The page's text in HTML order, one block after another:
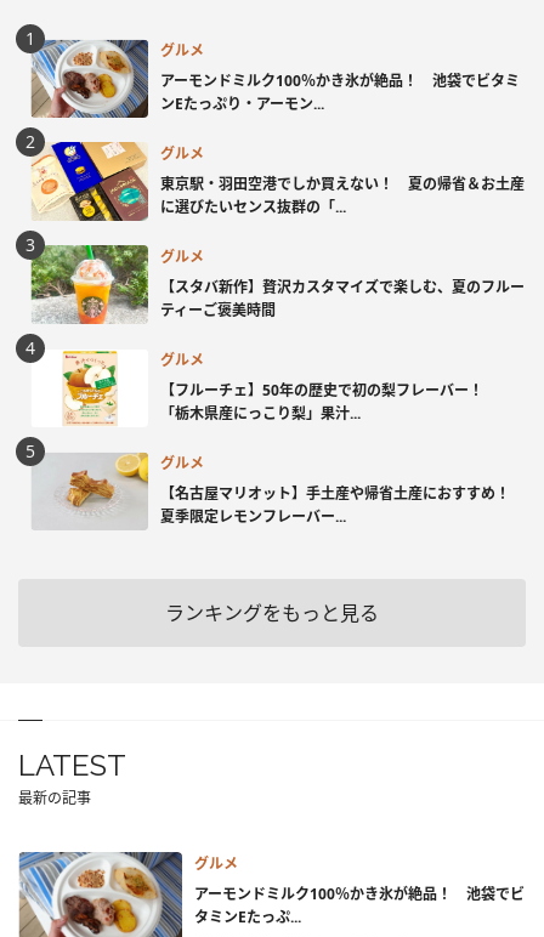
グルメ
アーモンドミルク100％かき氷が絶品！ 池袋でビタミ
ンEたっぷり・アーモン...
グルメ
東京駅・羽田空港でしか買えない！ 夏の帰省＆お土産
に選びたいセンス抜群の「...
グルメ
【スタバ新作】贅沢カスタマイズで楽しむ、夏のフルー
ティーご褒美時間
グルメ
【フルーチェ】50年の歴史で初の梨フレーバー！
「栃木県産にっこり梨」果汁...
グルメ
【名古屋マリオット】手土産や帰省土産におすすめ！
夏季限定レモンフレーバー...
ランキングをもっと見る
LATEST
最新の記事
グルメ
アーモンドミルク100％かき氷が絶品！ 池袋でビ
タミンEたっぷ...